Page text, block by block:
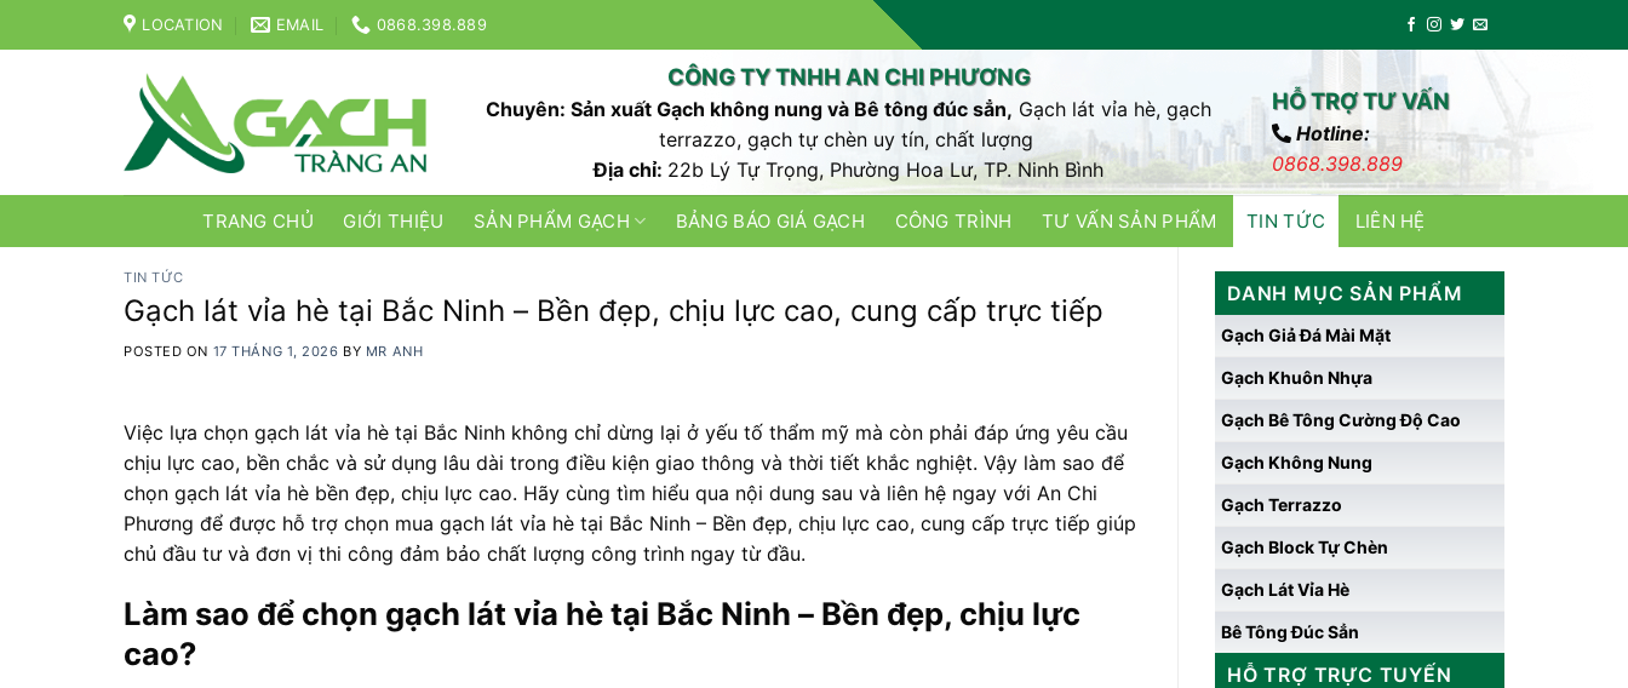
to
LOCATION EMAIL 0868.398.889
CÔNG TY TNHH AN CHI PHƯƠNG
Chuyên: Sản xuất Gạch không nung và Bê tông đúc sẳn, Gạch lát vỉa hè, gạch
terrazzo, gạch tự chèn uy tín, chất lượng
Địa chỉ: 22b Lý Tự Trọng, Phường Hoa Lư, TP. Ninh Bình
HỖ TRỢ TƯ VẤN
Hotline:
0868.398.889
TRANG CHỦ GIỚI THIỆU SẢN PHẨM GẠCH BẢNG BÁO GIÁ GẠCH CÔNG TRÌNH TƯ VẤN SẢN PHẨM TIN TỨC LIÊN HỆ
TIN TỨC
Gạch lát vỉa hè tại Bắc Ninh – Bền đẹp, chịu lực cao, cung cấp trực tiếp
POSTED ON 17 THÁNG 1, 2026 BY MR ANH
Việc lựa chọn gạch lát vỉa hè tại Bắc Ninh không chỉ dừng lại ở yếu tố thẩm mỹ mà còn phải đáp ứng yêu cầu
chịu lực cao, bền chắc và sử dụng lâu dài trong điều kiện giao thông và thời tiết khắc nghiệt. Vậy làm sao để
chọn gạch lát vỉa hè bền đẹp, chịu lực cao. Hãy cùng tìm hiểu qua nội dung sau và liên hệ ngay với An Chi
Phương để được hỗ trợ chọn mua gạch lát vỉa hè tại Bắc Ninh – Bền đẹp, chịu lực cao, cung cấp trực tiếp giúp
chủ đầu tư và đơn vị thi công đảm bảo chất lượng công trình ngay từ đầu.
Làm sao để chọn gạch lát vỉa hè tại Bắc Ninh – Bền đẹp, chịu lực
cao?
DANH MỤC SẢN PHẨM
Gạch Giả Đá Mài Mặt
Gạch Khuôn Nhựa
Gạch Bê Tông Cường Độ Cao
Gạch Không Nung
Gạch Terrazzo
Gạch Block Tự Chèn
Gạch Lát Vỉa Hè
Bê Tông Đúc Sẳn
HỖ TRỢ TRỰC TUYẾN